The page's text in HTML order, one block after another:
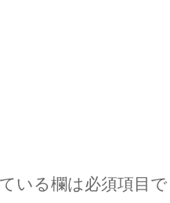
いる欄は必須項目で